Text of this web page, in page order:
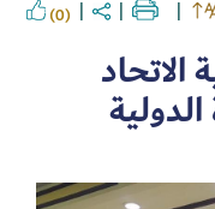
(0)